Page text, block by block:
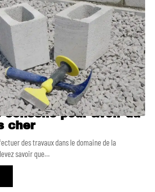
conseils pour avoir du
cher
des travaux dans le domaine de la
savoir que…